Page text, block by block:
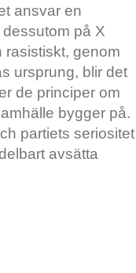
ansvar en
på X
rasistiskt, genom
ursprung, blir det
de principer om
bygger på.
partiets seriositet
avsätta